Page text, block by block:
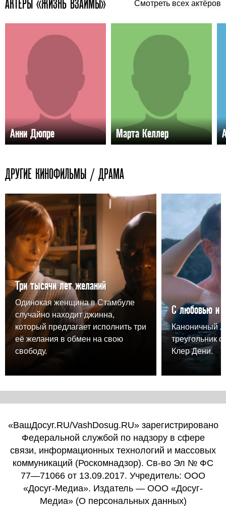
АКТЕРЫ «ЖИЗНЬ ВЗАЙМЫ» Смотреть всех актёров
Анни Дюпре Марта Келлер
ДРУГИЕ КИНОФИЛЬМЫ / ДРАМА
Три тысячи лет желаний
Одинокая женщина в Стамбуле
случайно находит джинна,
который предлагает исполнить три
её желания в обмен на свою
свободу.
С любовью и
Каноничный
треугольник
Клер Дени.
«ВашДосуг.RU/VashDosug.RU» зарегистрировано
Федеральной службой по надзору в сфере
связи, информационных технологий и массовых
коммуникаций (Роскомнадзор). Св-во Эл № ФС
77—71066 от 13.09.2017. Учредитель: ООО
«Досуг-Медиа». Издатель — ООО «Досуг-
Медиа» (О персональных данных)